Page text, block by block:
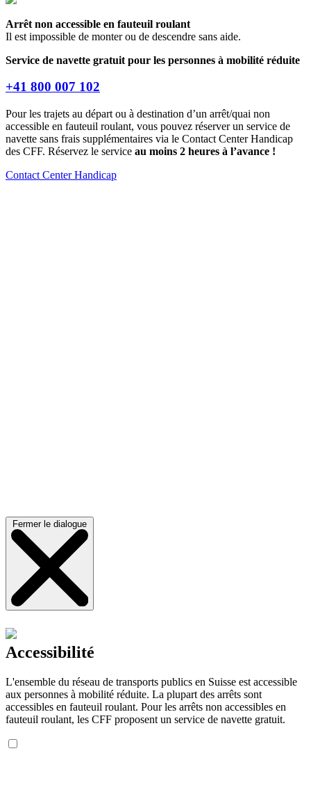
Arrêt non accessible en fauteuil roulant
Il est impossible de monter ou de descendre sans aide.
Service de navette gratuit pour les personnes à mobilité réduite
+41 800 007 102
Pour les trajets au départ ou à destination d’un arrêt/quai non
accessible en fauteuil roulant, vous pouvez réserver un service de
navette sans frais supplémentaires via le Contact Center Handicap
des CFF. Réservez le service au moins 2 heures à l’avance !
Contact Center Handicap
Fermer le dialogue
Accessibilité
L'ensemble du réseau de transports publics en Suisse est accessible
aux personnes à mobilité réduite. La plupart des arrêts sont
accessibles en fauteuil roulant. Pour les arrêts non accessibles en
fauteuil roulant, les CFF proposent un service de navette gratuit.